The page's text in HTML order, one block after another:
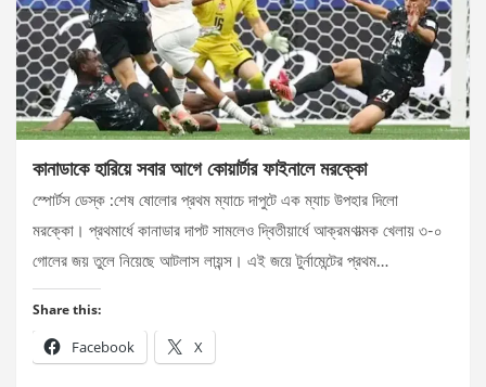
কানাডাকে হারিয়ে সবার আগে কোয়ার্টার ফাইনালে মরক্কো
স্পোর্টস ডেস্ক :শেষ ষোলোর প্রথম ম্যাচে দাপুটে এক ম্যাচ উপহার দিলো
মরক্কো। প্রথমার্ধে কানাডার দাপট সামলেও দ্বিতীয়ার্ধে আক্রমণাত্মক খেলায় ৩-০
গোলের জয় তুলে নিয়েছে আটলাস লায়ন্স। এই জয়ে টুর্নামেন্টের প্রথম…
Share this:
Facebook X